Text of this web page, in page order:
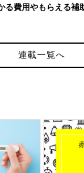
る費用やもらえる補
連載一覧へ